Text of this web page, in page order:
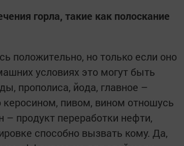
горла, такие как полоскание
положительно, но только если оно
условиях это могут быть
прополиса, йода, главное –
керосином, пивом, вином отношусь
продукт переработки нефти,
способно вызвать кому. Да,